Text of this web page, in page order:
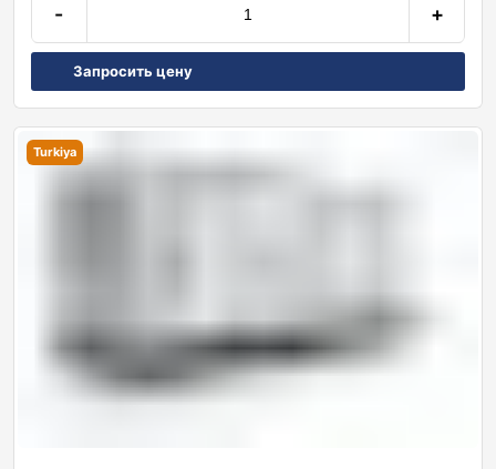
- +
Запросить цену
Turkiya